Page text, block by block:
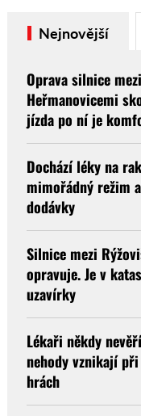
Nejnovější
Oprava silnice
Heřmanovicemi
jízda po ní je
Dochází léky na
mimořádný režim
dodávky
Silnice mezi
opravuje. Je v
uzavírky
Lékaři někdy
nehody vznikají
hrách